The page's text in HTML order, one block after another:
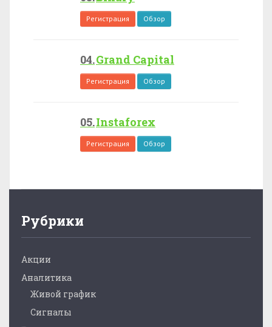
Регистрация Обзор
Grand Capital
Регистрация Обзор
Instaforex
Регистрация Обзор
Рубрики
Акции
Аналитика
Живой график
Сигналы